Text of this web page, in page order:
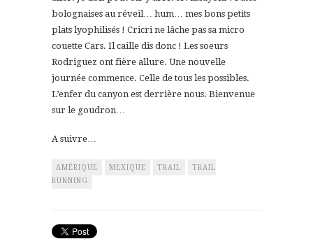
bolognaises au réveil… hum… mes bons petits
plats lyophilisés ! Cricri ne lâche pas sa micro
couette Cars. Il caille dis donc ! Les soeurs
Rodriguez ont fière allure. Une nouvelle
journée commence. Celle de tous les possibles.
L’enfer du canyon est derrière nous. Bienvenue
sur le goudron…
A suivre…
AMÉRIQUE MEXIQUE TRAIL
TRAIL
RUNNING